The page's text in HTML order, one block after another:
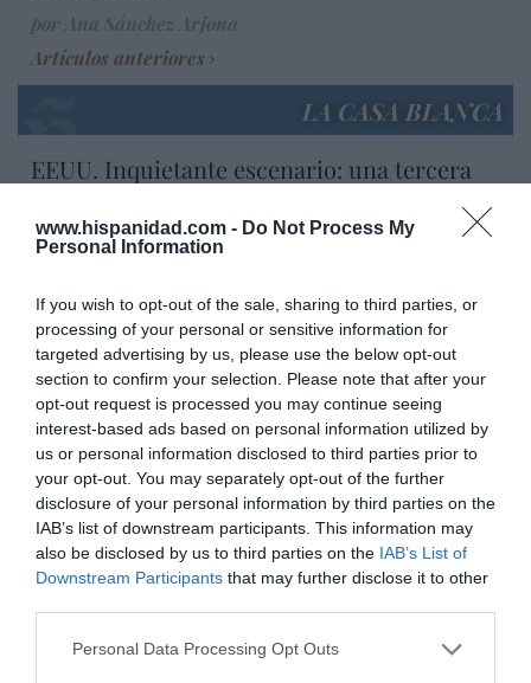
www.hispanidad.com - Do Not Process My
Personal Information
If you wish to opt-out of the sale, sharing to third parties, or
processing of your personal or sensitive information for
targeted advertising by us, please use the below opt-out
section to confirm your selection. Please note that after your
opt-out request is processed you may continue seeing
interest-based ads based on personal information utilized by
us or personal information disclosed to third parties prior to
your opt-out. You may separately opt-out of the further
disclosure of your personal information by third parties on the
IAB’s list of downstream participants. This information may
also be disclosed by us to third parties on the IAB’s List of
Downstream Participants that may further disclose it to other
Personal Data Processing Opt Outs
Artículos anteriores
LA CASA BLANCA
EEUU. Inquietante escenario: una tercera
“socialista”
Artículos anteriores
DIARIO DE LA CORRUPCIÓN SANCHISTA
Diario de la corrupción sanchista. La
Audiencia Nacional prorroga seis meses la
investigación del caso Koldo, ante el
ingente material incautado por la UCO
por Redacción
Artículos anteriores
FIESTA DIVINA MISERICORDIA